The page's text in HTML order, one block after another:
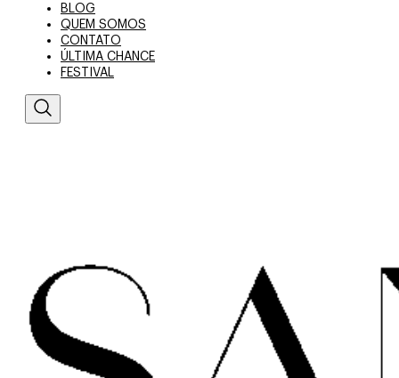
BLOG
QUEM SOMOS
CONTATO
ÚLTIMA CHANCE
FESTIVAL